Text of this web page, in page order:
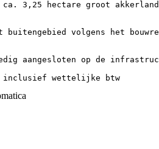
3,25 hectare groot
volgens het
aangesloten op de
inclusief wettelijke btw